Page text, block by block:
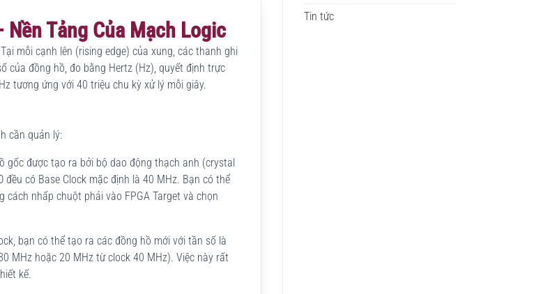
Tảng Của Mạch Logic
mỗi cạnh lên (rising edge) của xung, các thanh ghi
của đồng hồ, đo bằng Hertz (Hz), quyết định trực
tương ứng với 40 triệu chu kỳ xử lý mỗi giây.
cần quản lý:
gốc được tạo ra bởi bộ dao động thạch anh (crystal
có Base Clock mặc định là 40 MHz. Bạn có thể
nhấp chuột phải vào FPGA Target và chọn
bạn có thể tạo ra các đồng hồ mới với tần số là
MHz hoặc 20 MHz từ clock 40 MHz). Việc này rất
kế.
Tin tức